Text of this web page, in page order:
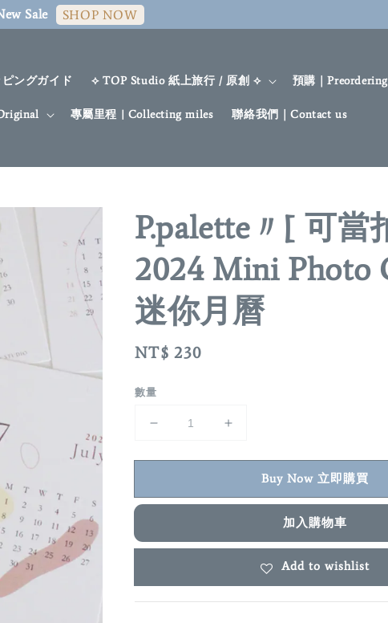
Sale SHOP NOW
ングガイド ⟡ TOP Studio 紙上旅行 / 原創 ⟡ 預購｜Preordering
專屬里程 | Collecting miles 聯絡我們｜Contact us
P.palette〃[ 可當
2024 Mini Photo
迷你月曆
Regular
NT$ 230
數量
Buy Now 立即購買
加入購物車
Add to wishlist